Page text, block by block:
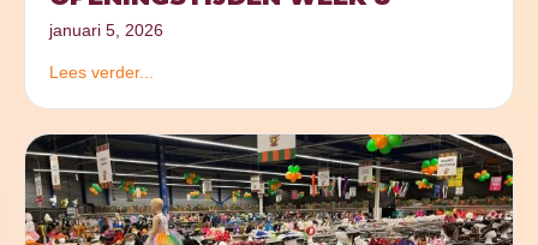
januari 5, 2026
Lees verder...